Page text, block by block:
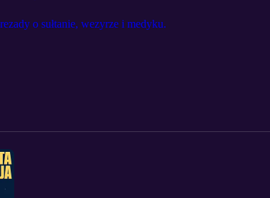
o sułtanie, wezyrze i medyku.